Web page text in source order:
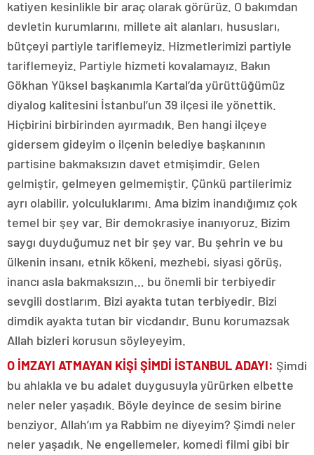
katiyen kesinlikle bir araç olarak görürüz. O bakımdan
devletin kurumlarını, millete ait alanları, hususları,
bütçeyi partiyle tariflemeyiz. Hizmetlerimizi partiyle
tariflemeyiz. Partiyle hizmeti kovalamayız. Bakın
Gökhan Yüksel başkanımla Kartal’da yürüttüğümüz
diyalog kalitesini İstanbul’un 39 ilçesi ile yönettik.
Hiçbirini birbirinden ayırmadık. Ben hangi ilçeye
gidersem gideyim o ilçenin belediye başkanının
partisine bakmaksızın davet etmişimdir. Gelen
gelmiştir, gelmeyen gelmemiştir. Çünkü partilerimiz
ayrı olabilir, yolculuklarımı. Ama bizim inandığımız çok
temel bir şey var. Bir demokrasiye inanıyoruz. Bizim
saygı duyduğumuz net bir şey var. Bu şehrin ve bu
ülkenin insanı, etnik kökeni, mezhebi, siyasi görüş,
inancı asla bakmaksızın… bu önemli bir terbiyedir
sevgili dostlarım. Bizi ayakta tutan terbiyedir. Bizi
dimdik ayakta tutan bir vicdandır. Bunu korumazsak
Allah bizleri korusun söyleyeyim.
O İMZAYI ATMAYAN KİŞİ ŞİMDİ İSTANBUL ADAYI: Şimdi
bu ahlakla ve bu adalet duygusuyla yürürken elbette
neler neler yaşadık. Böyle deyince de sesim birine
benziyor. Allah’ım ya Rabbim ne diyeyim? Şimdi neler
neler yaşadık. Ne engellemeler, komedi filmi gibi bir